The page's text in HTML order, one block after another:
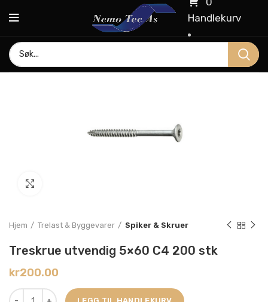
Handlekurv
Hjem Trelast & Byggevarer Spiker & Skruer
Treskrue utvendig 5×60 C4 200 stk
kr200.00